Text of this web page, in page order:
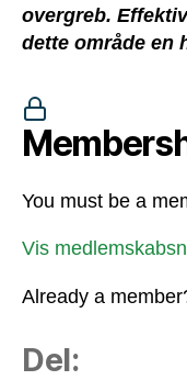
overgreb.
dette område en
You must be a
Vis
Already a
Del: